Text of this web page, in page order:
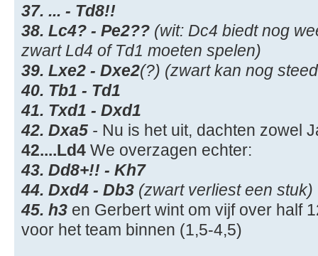
37. ... - Td8!!
38. Lc4? - Pe2?? (wit: Dc4 biedt nog
zwart Ld4 of Td1 moeten spelen)
39. Lxe2 - Dxe2(?) (zwart kan nog
40. Tb1 - Td1
41. Txd1 - Dxd1
42. Dxa5 - Nu is het uit, dachten zowel
42....Ld4 We overzagen echter:
43. Dd8+!! - Kh7
44. Dxd4 - Db3 (zwart verliest een stuk)
45. h3 en Gerbert wint om vijf over half
voor het team binnen (1,5-4,5)